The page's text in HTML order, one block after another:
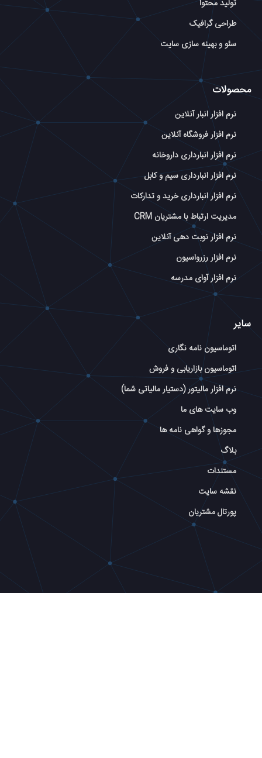
تولید محتوا
طراحی گرافیک
سئو و بهینه سازی سایت
محصولات
نرم افزار انبار آنلاین
نرم افزار فروشگاه آنلاین
نرم افزار انبارداری داروخانه
نرم افزار انبارداری سیم و کابل
نرم افزار انبارداری خرید و تدارکات
مدیریت ارتباط با مشتریان CRM
نرم افزار نوبت دهی آنلاین
نرم افزار رزرواسیون
نرم افزار آوای مدرسه
سایر
اتوماسیون نامه نگاری
اتوماسیون بازاریابی و فروش
نرم افزار مالیتور (دستیار مالیاتی شما)
وب سایت های ما
مجوزها و گواهی نامه ها
بلاگ
مستندات
نقشه سایت
پورتال مشتریان